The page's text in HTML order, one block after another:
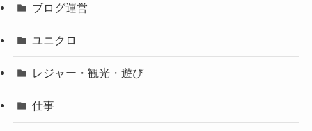
ブログ運営
ユニクロ
レジャー・観光・遊び
仕事